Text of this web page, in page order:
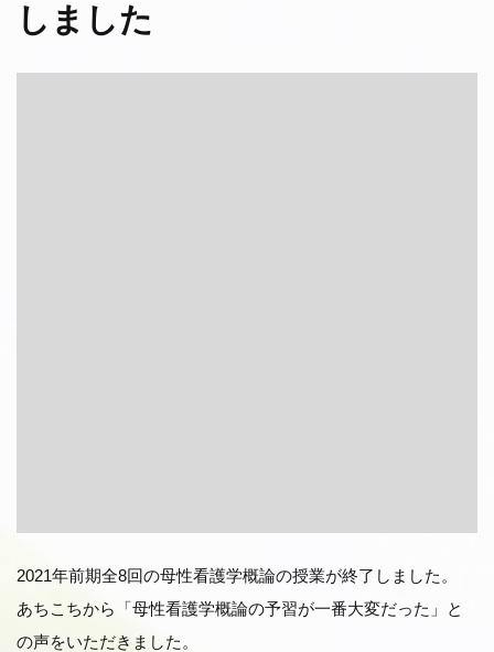
しました
2021年前期全8回の母性看護学概論の授業が終了しました。
あちこちから「母性看護学概論の予習が一番大変だった」と
の声をいただきました。